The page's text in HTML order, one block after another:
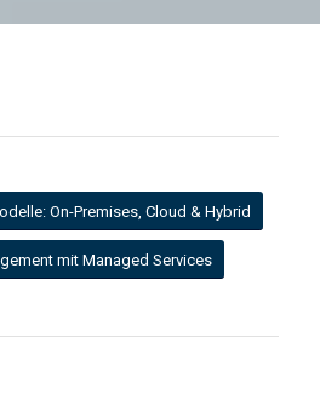
On-Premises, Cloud & Hybrid
mit Managed Services